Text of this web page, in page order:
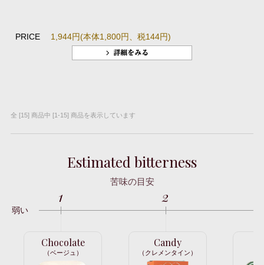
PRICE 1,944円(本体1,800円、税144円)
全 [15] 商品中 [1-15] 商品を表示しています
Estimated bitterness
苦味の目安
弱い
1 2
Chocolate
（ベージュ）
Candy
（クレメンタイン）